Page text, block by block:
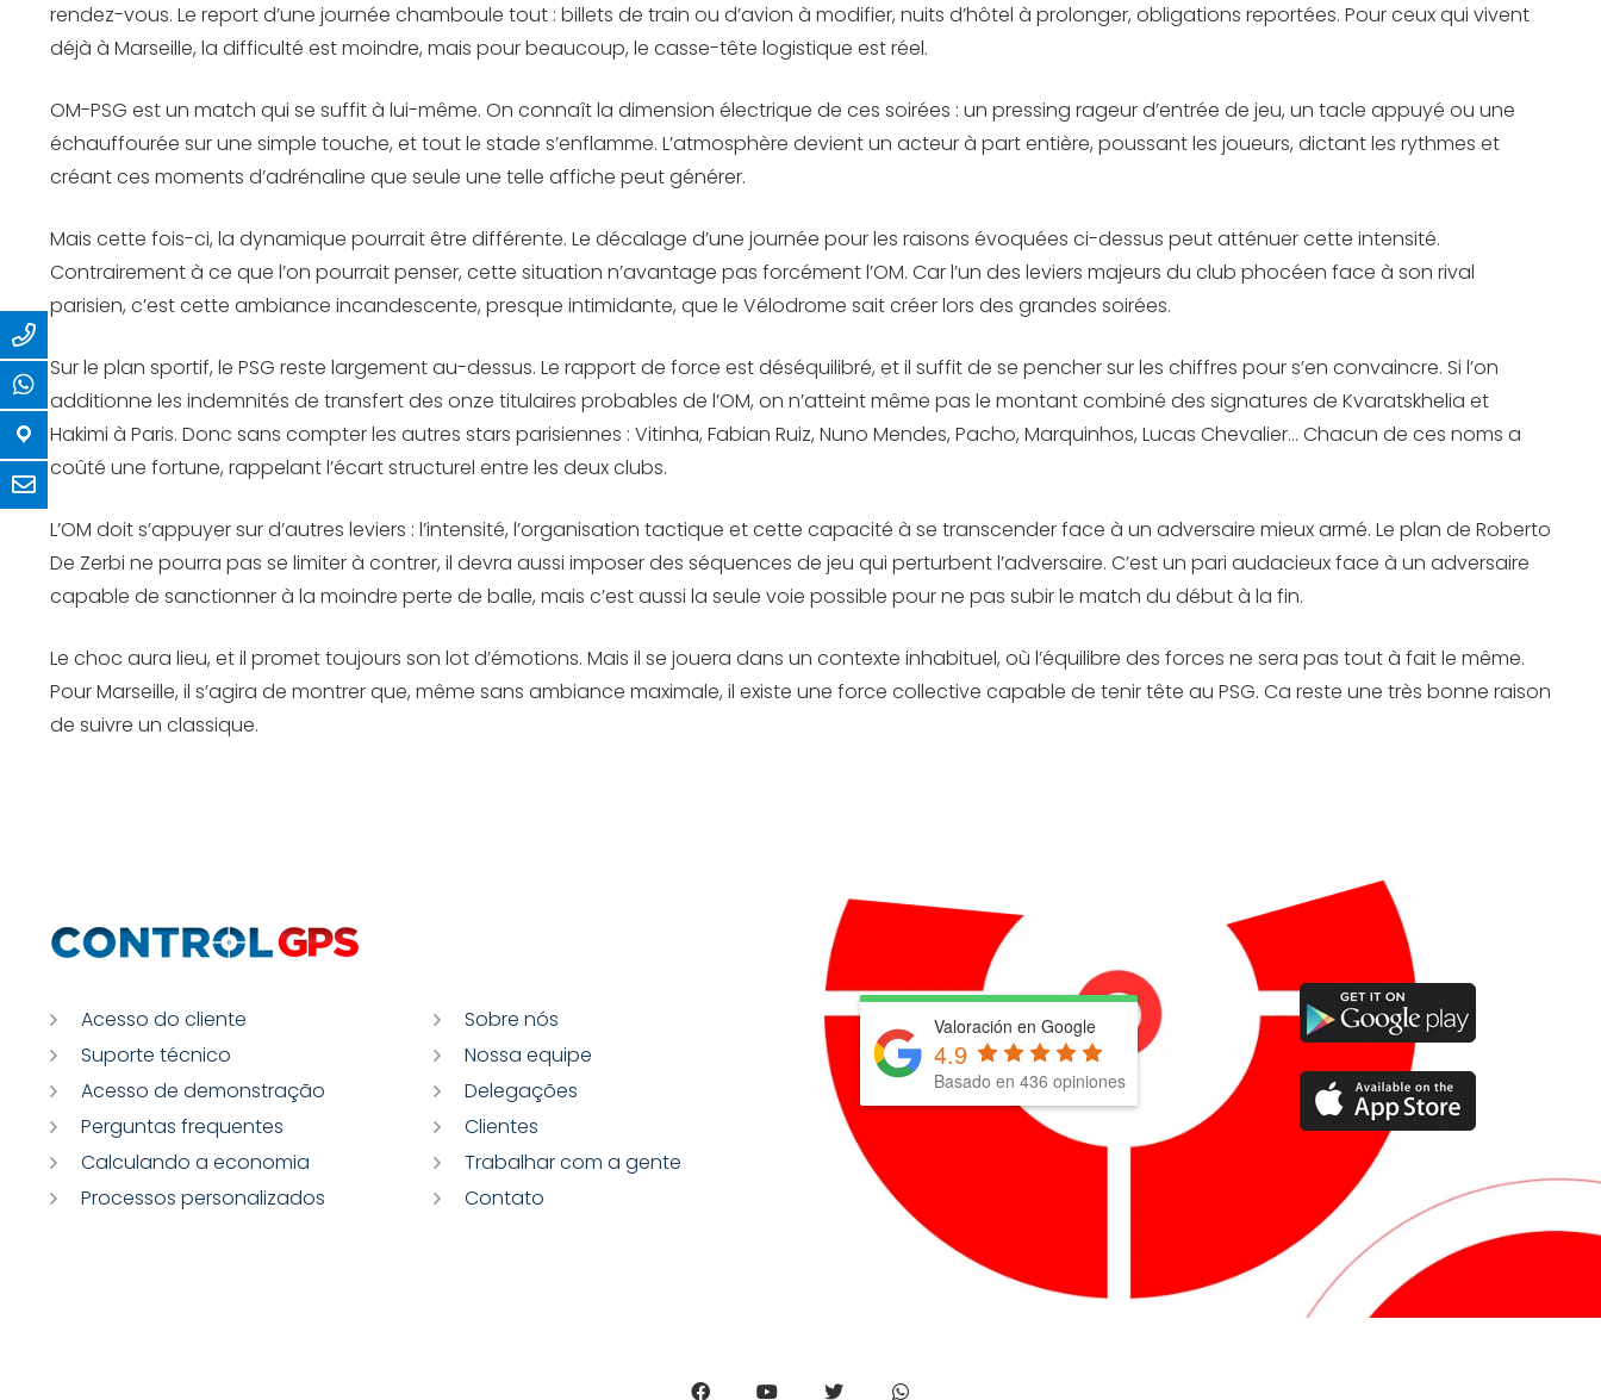
rendez-vous. Le report d’une journée chamboule tout : billets de train ou d’avion à modifier, nuits d’hôtel à prolonger, obligations reportées. Pour ceux qui vivent
déjà à Marseille, la difficulté est moindre, mais pour beaucoup, le casse-tête logistique est réel.
OM-PSG est un match qui se suffit à lui-même. On connaît la dimension électrique de ces soirées : un pressing rageur d’entrée de jeu, un tacle appuyé ou une
échauffourée sur une simple touche, et tout le stade s’enflamme. L’atmosphère devient un acteur à part entière, poussant les joueurs, dictant les rythmes et
créant ces moments d’adrénaline que seule une telle affiche peut générer.
Mais cette fois-ci, la dynamique pourrait être différente. Le décalage d’une journée pour les raisons évoquées ci-dessus peut atténuer cette intensité.
Contrairement à ce que l’on pourrait penser, cette situation n’avantage pas forcément l’OM. Car l’un des leviers majeurs du club phocéen face à son rival
parisien, c’est cette ambiance incandescente, presque intimidante, que le Vélodrome sait créer lors des grandes soirées.
Sur le plan sportif, le PSG reste largement au-dessus. Le rapport de force est déséquilibré, et il suffit de se pencher sur les chiffres pour s’en convaincre. Si l’on
additionne les indemnités de transfert des onze titulaires probables de l’OM, on n’atteint même pas le montant combiné des signatures de Kvaratskhelia et
Hakimi à Paris. Donc sans compter les autres stars parisiennes : Vitinha, Fabian Ruiz, Nuno Mendes, Pacho, Marquinhos, Lucas Chevalier… Chacun de ces noms a
coûté une fortune, rappelant l’écart structurel entre les deux clubs.
L’OM doit s’appuyer sur d’autres leviers : l’intensité, l’organisation tactique et cette capacité à se transcender face à un adversaire mieux armé. Le plan de Roberto
De Zerbi ne pourra pas se limiter à contrer, il devra aussi imposer des séquences de jeu qui perturbent l’adversaire. C’est un pari audacieux face à un adversaire
capable de sanctionner à la moindre perte de balle, mais c’est aussi la seule voie possible pour ne pas subir le match du début à la fin.
Le choc aura lieu, et il promet toujours son lot d’émotions. Mais il se jouera dans un contexte inhabituel, où l’équilibre des forces ne sera pas tout à fait le même.
Pour Marseille, il s’agira de montrer que, même sans ambiance maximale, il existe une force collective capable de tenir tête au PSG. Ca reste une très bonne raison
de suivre un classique.
Acesso do cliente
Suporte técnico
Acesso de demonstração
Perguntas frequentes
Calculando a economia
Processos personalizados
Sobre nós
Nossa equipe
Delegações
Clientes
Trabalhar com a gente
Contato
Valoración en Google
4.9
Basado en 436 opiniones